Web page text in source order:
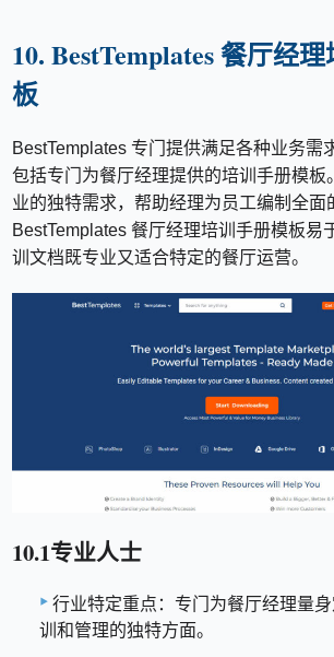
10. BestTemplates 餐厅经
板
BestTemplates 专门提供满足各种业务需
包括专门为餐厅经理提供的培训手册模板
业的独特需求，帮助经理为员工编制全面
BestTemplates 餐厅经理培训手册模板易
训文档既专业又适合特定的餐厅运营。
10.1专业人士
行业特定重点：专门为餐厅经理量
训和管理的独特方面。